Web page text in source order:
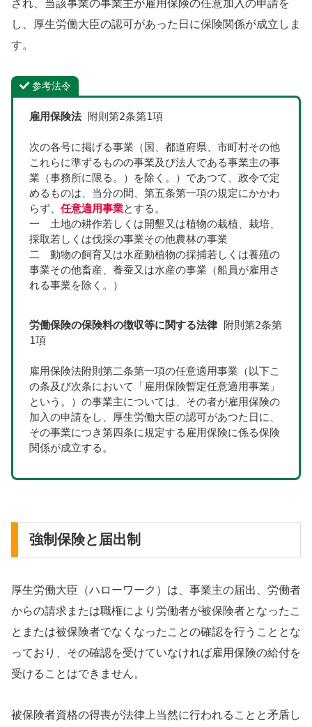
され、当該事業の事業主が雇用保険の任意加入の申請を
し、厚生労働大臣の認可があった日に保険関係が成立しま
す。
参考法令
雇用保険法 附則第2条第1項
次の各号に掲げる事業（国、都道府県、市町村その他
これらに準ずるものの事業及び法人である事業主の事
業（事務所に限る。）を除く。）であつて、政令で定
めるものは、当分の間、第五条第一項の規定にかかわ
らず、 任意適用事業とする。
一　土地の耕作若しくは開墾又は植物の栽植、栽培、
採取若しくは伐採の事業その他農林の事業
二　動物の飼育又は水産動植物の採捕若しくは養殖の
事業その他畜産、養蚕又は水産の事業（船員が雇用さ
れる事業を除く。）
労働保険の保険料の徴収等に関する法律 附則第2条第
1項
雇用保険法附則第二条第一項の任意適用事業（以下こ
の条及び次条において「雇用保険暫定任意適用事業」
という。）の事業主については、その者が雇用保険の
加入の申請をし、厚生労働大臣の認可があつた日に、
その事業につき第四条に規定する雇用保険に係る保険
関係が成立する。
強制保険と届出制
厚生労働大臣（ハローワーク）は、事業主の届出、労働者
からの請求または職権により労働者が被保険者となったこ
とまたは被保険者でなくなったことの確認を行うこととな
っており、その確認を受けていなければ雇用保険の給付を
受けることはできません。
被保険者資格の得喪が法律上当然に行われることと矛盾し